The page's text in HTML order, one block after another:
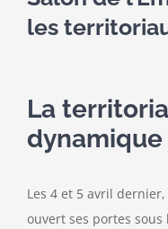
les
La
Les 4 et 5 avril
ouvert ses portes